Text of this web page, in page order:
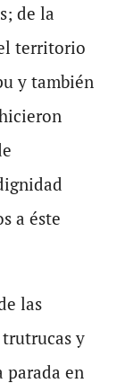
de la
territorio
y también
a éste
las
y
parada en